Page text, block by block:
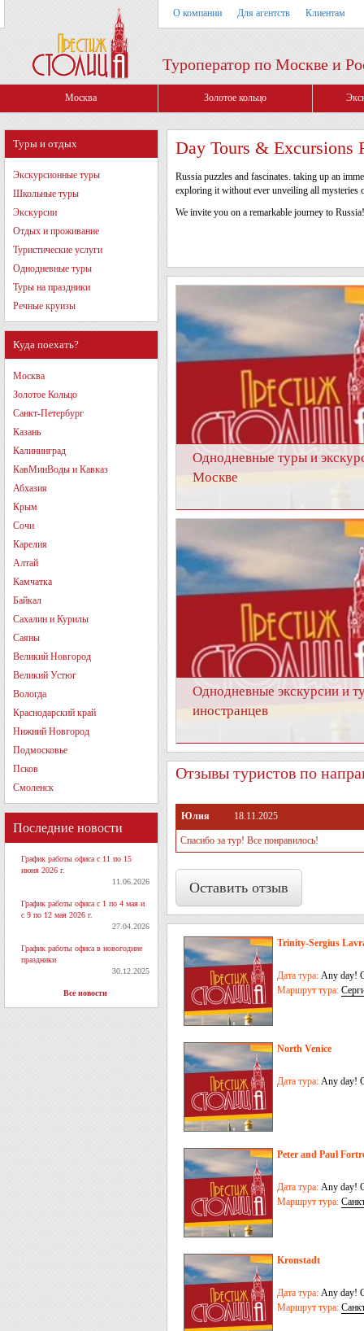
О компании Для агентств Клиентам
Туроператор по Москве и
Москва Золотое кольцо
Туры и отдых
Экскурсионные туры
Школьные туры
Экскурсии
Отдых и проживание
Туристические услуги
Однодневные туры
Туры на праздники
Речные круизы
Куда поехать?
Москва
Золотое Кольцо
Санкт-Петербург
Казань
Калининград
КавМинВоды и Кавказ
Абхазия
Крым
Сочи
Карелия
Алтай
Камчатка
Байкал
Сахалин и Курилы
Саяны
Великий Новгород
Великий Устюг
Вологда
Краснодарский край
Нижний Новгород
Подмосковье
Псков
Смоленск
Последние новости
График работы офиса с 11 по 15
июня 2026 г.
11.06.2026
График работы офиса с 1 по 4 мая и
с 9 по 12 мая 2026 г.
27.04.2026
График работы офиса в новогодние
праздники
30.12.2025
Все новости
Day Tours & Excursions
Russia puzzles and fascinates. taking up an
exploring it without ever unveiling all mysteries
We invite you on a remarkable journey to Russia!
Однодневные туры и
Москве
Однодневные экскурсии и
иностранцев
Отзывы туристов по
Юлия 18.11.2025
Спасибо за тур! Все понравилось!
Оставить отзыв
Trinity-Sergius
Дата тура: Any day!
Маршрут тура:
North Venice
Дата тура: Any day!
Peter and Paul
Дата тура: Any day!
Маршрут тура:
Kronstadt
Дата тура: Any day!
Маршрут тура: